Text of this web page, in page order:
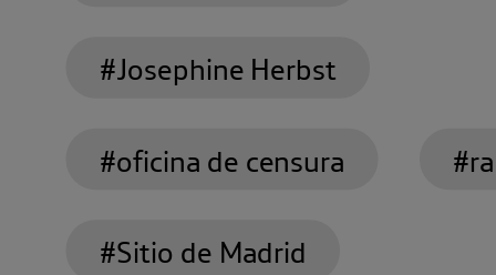
#Josephine Herbst
#oficina de censura
#Sitio de Madrid
del 36 al 39? Te adentramos
los capítulos más